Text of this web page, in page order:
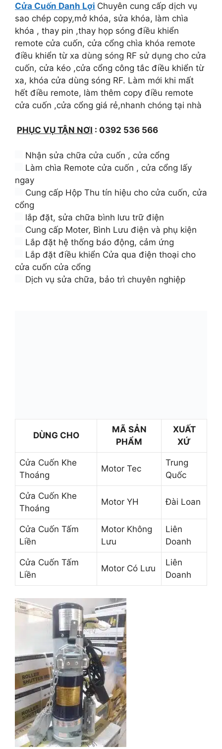
Cửa Cuốn Danh Lợi Chuyên cung cấp dịch vụ
sao chép copy,mở khóa, sửa khóa, làm chìa
khóa , thay pin ,thay họp sóng điều khiển
remote cửa cuốn, cửa cổng chìa khóa remote
điều khiển từ xa dùng sóng RF sử dụng cho cửa
cuốn, cửa kéo ,cửa cổng công tắc điều khiển từ
xa, khóa cửa dùng sóng RF. Làm mới khi mất
hết điều remote, làm thêm copy điều remote
cửa cuốn ,cửa cổng giá rẻ,nhanh chóng tại nhà
PHỤC VỤ TẬN NƠI : 0392 536 566
Nhận sửa chữa cửa cuốn , cửa cổng
Làm chìa Remote cửa cuốn , cửa cổng lấy
ngay
Cung cấp Hộp Thu tín hiệu cho cửa cuốn, cửa
cổng
lắp đặt, sửa chữa bình lưu trữ điện
Cung cấp Moter, Bình Lưu điện và phụ kiện
Lắp đặt hệ thống báo động, cảm ứng
Lắp đặt điều khiển Cửa qua điện thoại cho
cửa cuốn cửa cổng
Dịch vụ sửa chữa, bảo trì chuyên nghiệp
DÙNG CHO
MÃ SẢN
PHẨM
XUẤT
XỨ
Cửa Cuốn Khe
Thoáng
Motor Tec
Trung
Quốc
Cửa Cuốn Khe
Thoáng
Motor YH Đài Loan
Cửa Cuốn Tấm
Liền
Motor Không
Lưu
Liên
Doanh
Cửa Cuốn Tấm
Liền
Motor Có Lưu
Liên
Doanh